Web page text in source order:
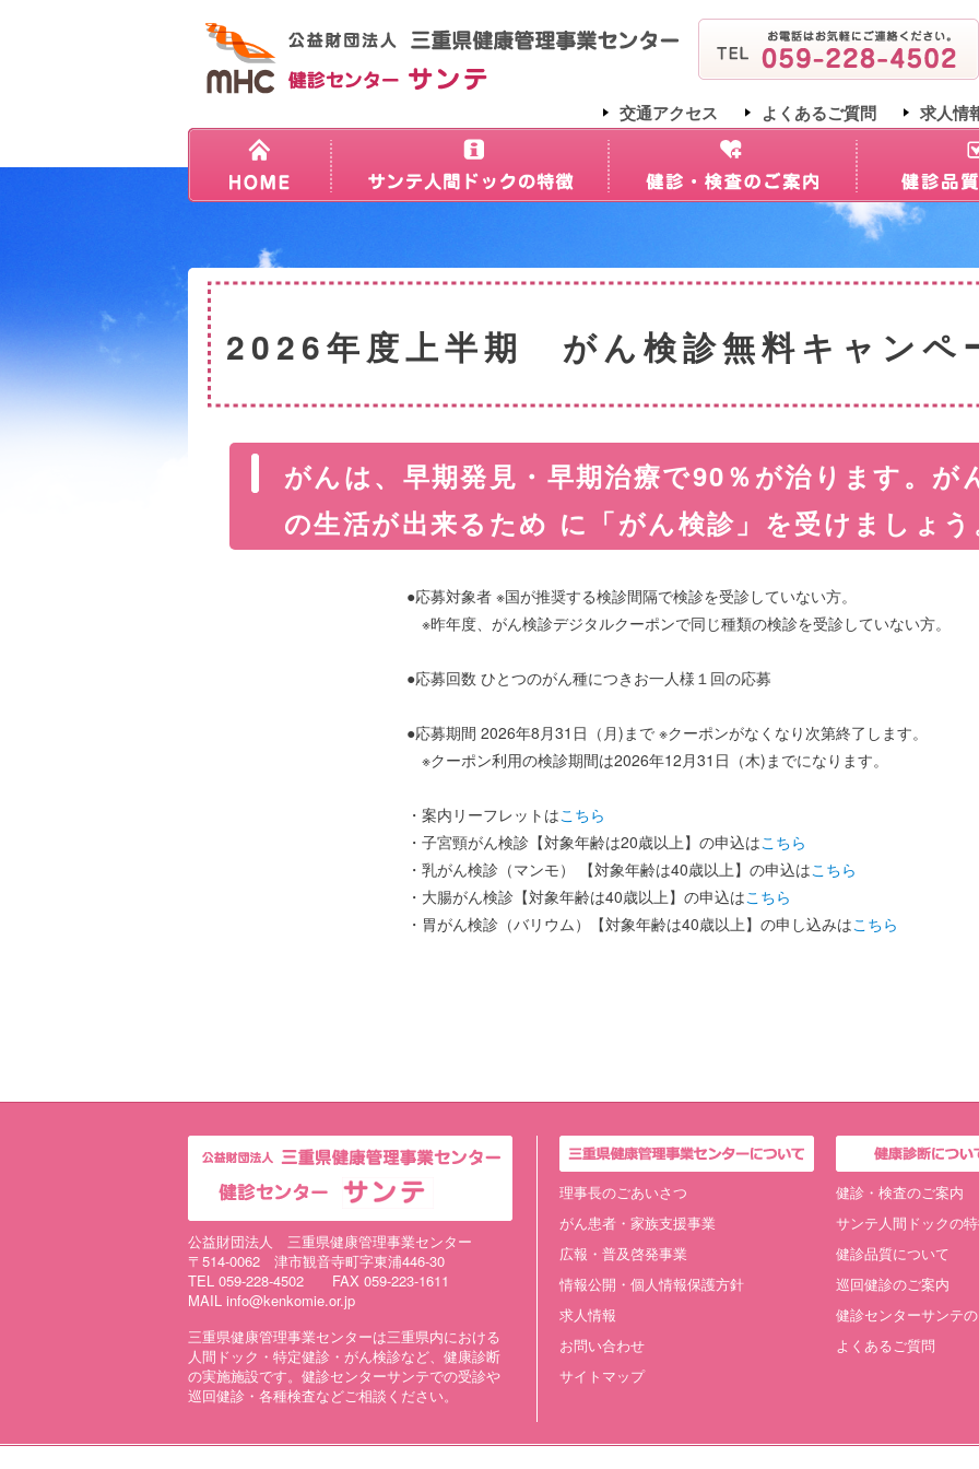
交通アクセス よくあるご質問 求人情
2026年度上半期 がん検診無料キャンペ
がんは、早期発見・早期治療で90％が治ります。が
の生活が出来るため に「がん検診」を受けましょ
●応募対象者 ※国が推奨する検診間隔で検診を受診していない方。
※昨年度、がん検診デジタルクーポンで同じ種類の検診を受診していない方。
●応募回数 ひとつのがん種につきお一人様１回の応募
●応募期間 2026年8月31日（月)まで ※クーポンがなくなり次第終了します。
※クーポン利用の検診期間は2026年12月31日（木)までになります。
・案内リーフレットはこちら
・子宮頸がん検診【対象年齢は20歳以上】の申込はこちら
・乳がん検診（マンモ） 【対象年齢は40歳以上】の申込はこちら
・大腸がん検診【対象年齢は40歳以上】の申込はこちら
・胃がん検診（バリウム）【対象年齢は40歳以上】の申し込みはこちら
公益財団法人 三重県健康管理事業センター
〒514-0062 津市観音寺町字東浦446-30
TEL 059-228-4502 FAX 059-223-1611
MAIL info@kenkomie.or.jp
三重県健康管理事業センターは三重県内における
人間ドック・特定健診・がん検診など、健康診断
の実施施設です。健診センターサンテでの受診や
巡回健診・各種検査などご相談ください。
理事長のごあいさつ
がん患者・家族支援事業
広報・普及啓発事業
情報公開・個人情報保護方針
求人情報
お問い合わせ
サイトマップ
健診・検査のご案内
サンテ人間ドックの
健診品質について
巡回健診のご案内
健診センターサンテ
よくあるご質問